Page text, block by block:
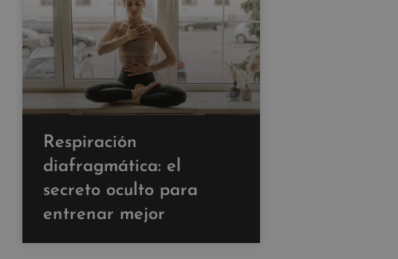
Respiración
diafragmática: el
secreto oculto para
entrenar mejor